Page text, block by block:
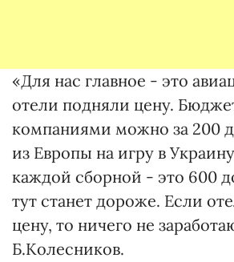
«Для нас главное - это
отели подняли цену.
компаниями можно за 200
из Европы на игру в
каждой сборной - это 600
тут станет дороже. Если
цену, то ничего не
Б.Колесников.